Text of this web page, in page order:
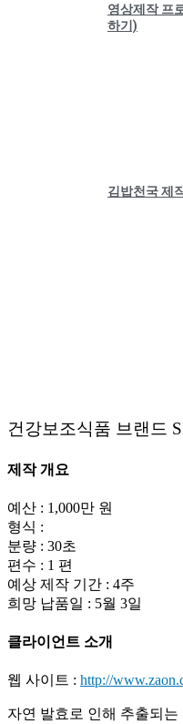
영상제작 프
하기)
김밥천국 제
건강보조식품 브랜드
제작 개요
예산 : 1,000만 원
형식 :
분량 : 30초
편수 : 1 편
예상 제작 기간 : 4주
희망 납품일 : 5월 3일
클라이언트 소개
웹 사이트 : http://
자연 발효로 인해 추출되